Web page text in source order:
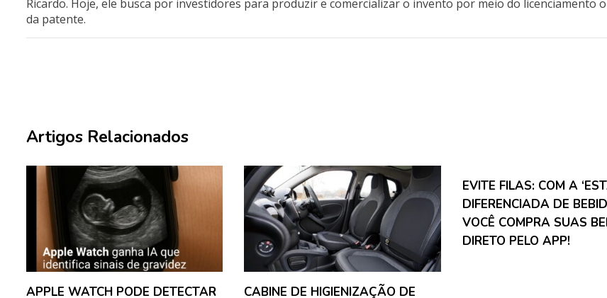
Ricardo. Hoje, ele busca por investidores para produzir e comercializar o invento por meio do licenciamento
da patente.
Artigos Relacionados
APPLE WATCH PODE DETECTAR
CABINE DE HIGIENIZAÇÃO DE
EVITE FILAS: COM A
DIFERENCIADA DE
VOCÊ COMPRA SUAS
DIRETO PELO APP!